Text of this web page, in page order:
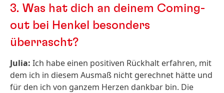
3. Was hat dich an deinem Coming-
out bei Henkel besonders
überrascht?
Julia: Ich habe einen positiven Rückhalt erfahren, mit
dem ich in diesem Ausmaß nicht gerechnet hätte und
für den ich von ganzem Herzen dankbar bin. Die